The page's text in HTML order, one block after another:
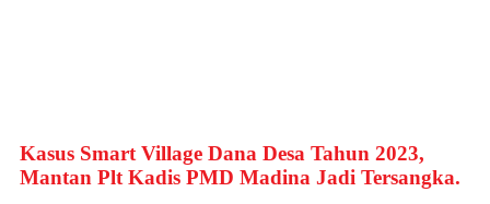
Kasus Smart Village Dana Desa Tahun 2023,
Mantan Plt Kadis PMD Madina Jadi Tersangka.